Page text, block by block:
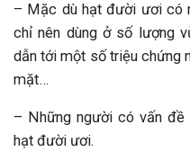
– Mặc dù hạt đười ươi có
chỉ nên dùng ở số lượng
dẫn tới một số triệu chứng
mặt…
– Những người có vấn đề
hạt đười ươi.